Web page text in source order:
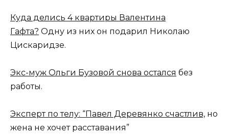
Куда делись 4 квартиры Валентина
Гафта? Одну из них он подарил Николаю
Цискаридзе.
Экс-муж Ольги Бузовой снова остался без
работы.
Эксперт по телу: “Павел Деревянко счастлив, но
жена не хочет расставания”